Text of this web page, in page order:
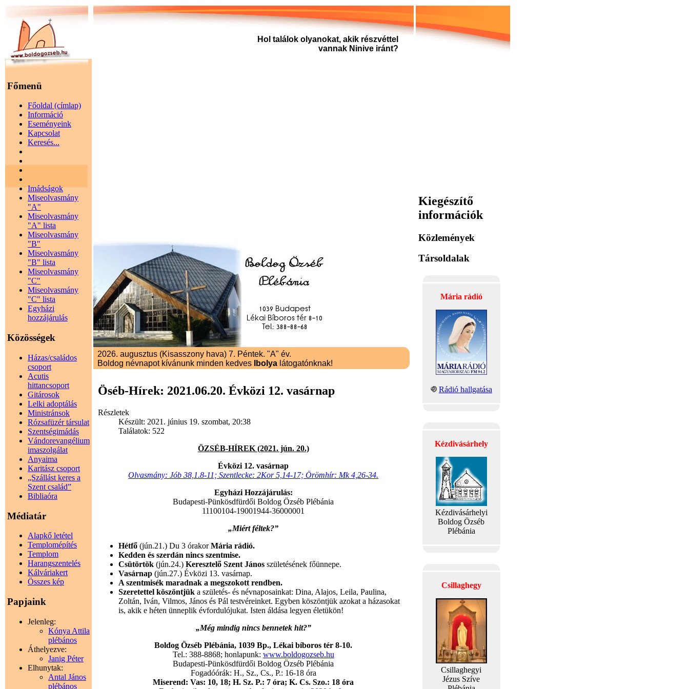
Hol találok olyanokat, akik részvéttel
vannak Ninive iránt?
Főmenü
Főoldal (címlap)
Információ
Eseményeink
Kapcsolat
Keresés...
Imádságok
Miseolvasmány
"A"
Miseolvasmány
"A" lista
Miseolvasmány
"B"
Miseolvasmány
"B" lista
Miseolvasmány
"C"
Miseolvasmány
"C" lista
Egyházi
hozzájárulás
Közösségek
Házas/családos
csoport
Acutis
hittancsoport
Gitárosok
Lelki adoptálás
Ministránsok
Rózsafüzér társulat
Szentségimádás
Vándorevangélium
imaszolgálat
Anyaima
Karitász csoport
„Szállást keres a
Szent család”
Bibliaóra
Médiatár
Alapkő letétel
Templomépítés
Templom
Harangszentelés
Kálváriakert
Összes kép
Papjaink
Jelenleg:
Kónya Attila
plébános
Áthelyezve:
Janig Péter
Elhunytak:
Antal János
plébános
2026. augusztus (Kisasszony hava) 7. Péntek. "A" év.
Boldog névnapot kívánunk minden kedves
Ibolya látogatónknak!
Öséb-Hírek: 2021.06.20. Évközi 12. vasárnap
Részletek
Készült: 2021. június 19. szombat, 20:38
Találatok: 522
ÖZSÉB-HÍREK (2021. jún. 20.)
Évközi 12. vasárnap
Olvasmány: Jób 38,1.8-11; Szentlecke: 2Kor 5,14-17; Örömhír: Mk 4,26-34.
Egyházi Hozzájárulás:
Budapesti-Pünkösdfürdői Boldog Özséb Plébánia
11100104-19001944-36000001
„Miért féltek?”
Hétfő (jún.21.) Du 3 órakorMária rádió.
Kedden és szerdán nincs szentmise.
Csütörtök (jún.24.)Keresztelő Szent János születésének főünnepe.
Vasárnap (jún.27.) Évközi 13. vasárnap.
A szentmisék maradnak a megszokott rendben.
Szeretettel köszöntjük a születés- és névnaposainkat: Dina, Alajos, Leila, Paulina,
Zoltán, Iván, Vilmos, János és Pál testvéreinket. Egyben köszöntjük azokat a házasokat
is, akik e héten ünneplik évfordulójukat. Isten áldása legyen életükön!
„Még mindig nincs bennetek hit?”
Boldog Özséb Plébánia, 1039 Bp., Lékai bíboros tér 8-10.
Tel.: 388-8868; honlapunk: www.boldogozseb.hu
Budapesti-Pünkösdfürdői Boldog Özséb Plébánia
Fogadóórák: H., Sz., Cs., P.: 16-18 óra
Miserend: Vas: 10, 18; H. Sz. P.: 7 óra; K. Cs. Szo.: 18 óra
Kiegészítő
információk
Közlemények
Társoldalak
Mária rádió
Rádió hallgatása
Kézdivásárhely
Kézdivásárhelyi
Boldog Özséb
Plébánia
Csillaghegy
Csillaghegyi
Jézus Szíve